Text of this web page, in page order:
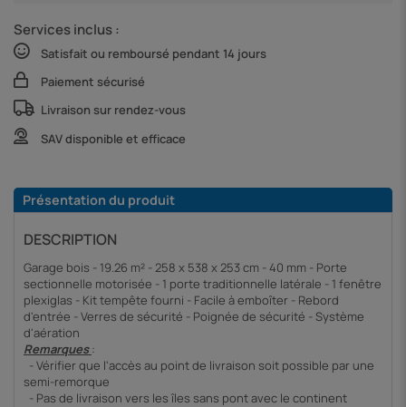
Services inclus :
Satisfait ou remboursé pendant 14 jours
Paiement sécurisé
Livraison sur rendez-vous
SAV disponible et efficace
Présentation du produit
DESCRIPTION
Garage bois - 19.26 m² - 258 x 538 x 253 cm - 40 mm - Porte
sectionnelle motorisée - 1 porte traditionnelle latérale - 1 fenêtre
plexiglas - Kit tempête fourni - Facile à emboîter - Rebord
d'entrée - Verres de sécurité - Poignée de sécurité - Système
d'aération
Remarques:
- Vérifier que l'accès au point de livraison soit possible par une
semi-remorque
- Pas de livraison vers les îles sans pont avec le continent